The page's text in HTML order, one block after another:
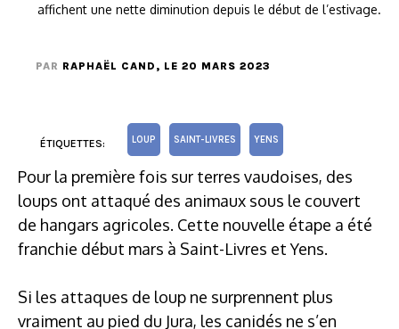
affichent une nette diminution depuis le début de l’estivage.
PAR RAPHAËL CAND , LE 20 MARS 2023
ÉTIQUETTES: LOUP SAINT-LIVRES YENS
Pour la première fois sur terres vaudoises, des
loups ont attaqué des animaux sous le couvert
de hangars agricoles. Cette nouvelle étape a été
franchie début mars à Saint-Livres et Yens.
Si les attaques de loup ne surprennent plus
vraiment au pied du Jura, les canidés ne s’en